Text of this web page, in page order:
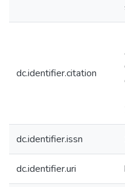
dc.identifier.citation
dc.identifier.issn
dc.identifier.uri